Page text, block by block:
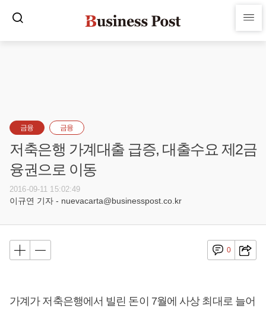
금융 금융
저축은행 가계대출 급증, 대출수요 제2금
융권으로 이동
2016-09-11 15:02:49
이규연 기자 - nuevacarta@businesspost.co.kr
0
가계가 저축은행에서 빌린 돈이 7월에 사상 최대로 늘어